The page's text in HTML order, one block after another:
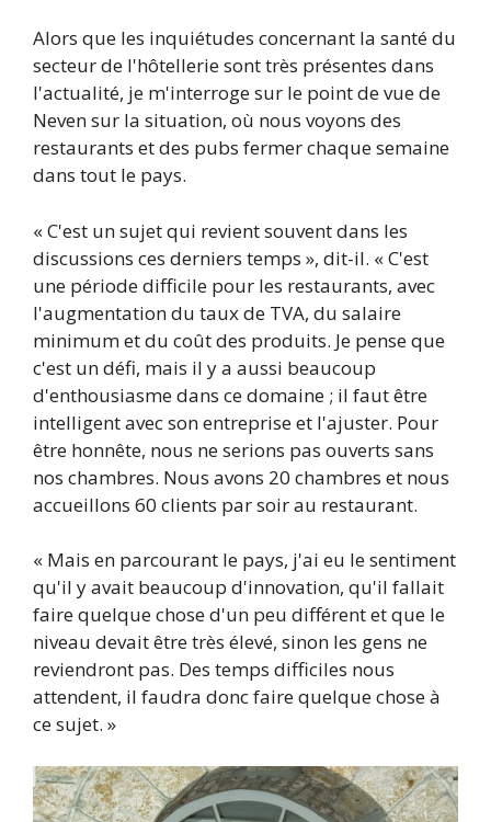
Alors que les inquiétudes concernant la santé du
secteur de l'hôtellerie sont très présentes dans
l'actualité, je m'interroge sur le point de vue de
Neven sur la situation, où nous voyons des
restaurants et des pubs fermer chaque semaine
dans tout le pays.
« C'est un sujet qui revient souvent dans les
discussions ces derniers temps », dit-il. « C'est
une période difficile pour les restaurants, avec
l'augmentation du taux de TVA, du salaire
minimum et du coût des produits. Je pense que
c'est un défi, mais il y a aussi beaucoup
d'enthousiasme dans ce domaine ; il faut être
intelligent avec son entreprise et l'ajuster. Pour
être honnête, nous ne serions pas ouverts sans
nos chambres. Nous avons 20 chambres et nous
accueillons 60 clients par soir au restaurant.
« Mais en parcourant le pays, j'ai eu le sentiment
qu'il y avait beaucoup d'innovation, qu'il fallait
faire quelque chose d'un peu différent et que le
niveau devait être très élevé, sinon les gens ne
reviendront pas. Des temps difficiles nous
attendent, il faudra donc faire quelque chose à
ce sujet. »